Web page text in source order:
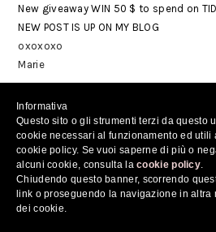
New giveaway WIN 50 $ to spend on
NEW POST IS UP ON MY BLOG
oxoxoxo
Marie
Unknown
GENNAIO 08, 2013 11:32 AM
sei incantevole con quest'abito!! baci
Informativa
Questo sito o gli strumenti terzi da questo
cookie necessari al funzionamento ed
cookie policy. Se vuoi saperne di più o
alcuni cookie, consulta lacookie policy.
Chiudendo questo banner, scorrendo
link o proseguendo la navigazione in altra
dei cookie.